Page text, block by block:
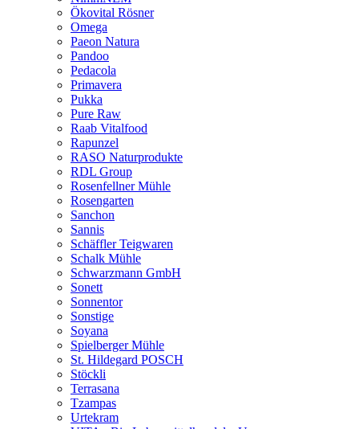
Ökovital Rösner
Omega
Paeon Natura
Pandoo
Pedacola
Primavera
Pukka
Pure Raw
Raab Vitalfood
Rapunzel
RASO Naturprodukte
RDL Group
Rosenfellner Mühle
Rosengarten
Sanchon
Sannis
Schäffler Teigwaren
Schalk Mühle
Schwarzmann GmbH
Sonett
Sonnentor
Sonstige
Soyana
Spielberger Mühle
St. Hildegard POSCH
Stöckli
Terrasana
Tzampas
Urtekram